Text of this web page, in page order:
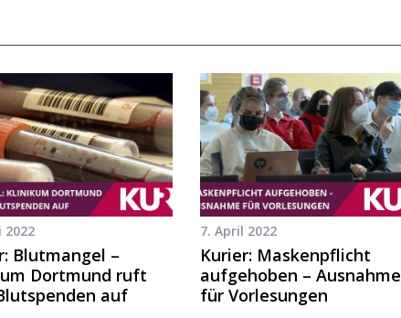
2022
Blutmangel –
Dortmund ruft
auf
7. April 2022
Kurier: Maskenpflicht
aufgehoben – Ausnahme
für Vorlesungen